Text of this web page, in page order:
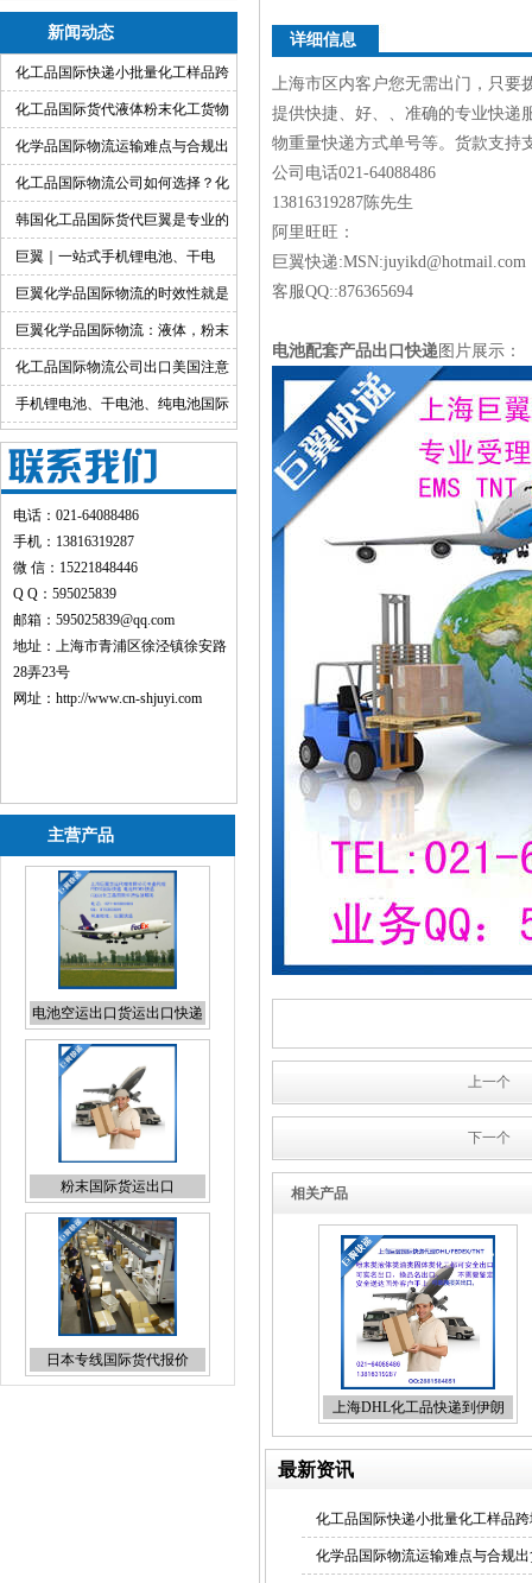
新闻动态
化工品国际快递小批量化工样品跨
境运输渠道
化工品国际货代液体粉末化工货物
出口运输服务
化学品国际物流运输难点与合规出
货渠道详解
化工品国际物流公司如何选择？化
工货物跨境物流解决方案
韩国化工品国际货代巨翼是专业的
巨翼｜一站式手机锂电池、干电
池、纯电池国际快递出口
巨翼化学品国际物流的时效性就是
快！巨翼化学品国际物流：液体，粉末
均可邮寄
化工品国际物流公司出口美国注意
事项
手机锂电池、干电池、纯电池国际
快递出口：品类特色+全运输方式详
解
电话：021-64088486
手机：13816319287
微 信：15221848446
Q Q：595025839
邮箱：595025839@qq.com
地址：上海市青浦区徐泾镇徐安路
28弄23号
网址： http://www.cn-shjuyi.com
主营产品
电池空运出口货运出口快递
出口
粉末国际货运出口
日本专线国际货代报价
详细信息
上海市区内客户您无需出门，只要
提供快捷、好、、准确的专业快递
物重量快递方式单号等。货款支持
公司电话021-64088486
13816319287陈先生
阿里旺旺：
巨翼快递
客服QQ::876365694
电池配套产品出口快递 图片展示：
上一个
下一个
相关产品
上海DHL化工品快递到伊朗
最新资讯
化工品国际快递小批量化工样品
化学品国际物流运输难点与合规